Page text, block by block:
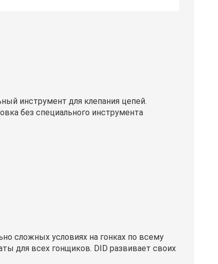
инструмент для клепания цепей.
без специального инструмента
сложных условиях на гонках по всему
для всех гонщиков. DID развивает своих